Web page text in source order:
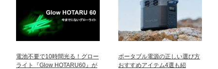
電池不要で10時間光る！グロー
ライト『Glow HOTARU60』が
ポータブル電源の正しい選び方
おすすめアイテム4選も紹